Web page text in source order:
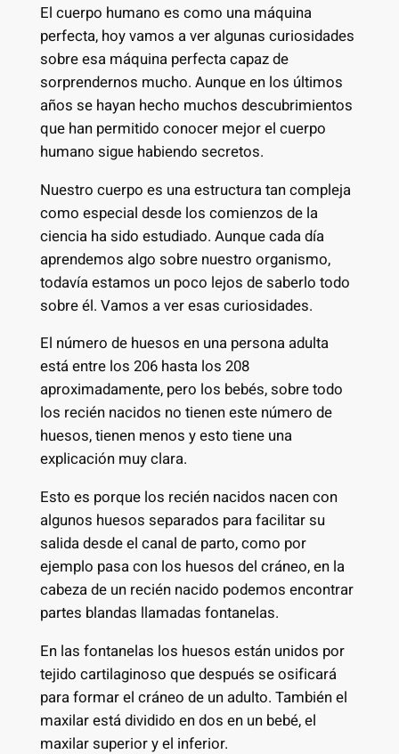
El cuerpo humano es como una máquina
perfecta, hoy vamos a ver algunas curiosidades
sobre esa máquina perfecta capaz de
sorprendernos mucho. Aunque en los últimos
años se hayan hecho muchos descubrimientos
que han permitido conocer mejor el cuerpo
humano sigue habiendo secretos.
Nuestro cuerpo es una estructura tan compleja
como especial desde los comienzos de la
ciencia ha sido estudiado. Aunque cada día
aprendemos algo sobre nuestro organismo,
todavía estamos un poco lejos de saberlo todo
sobre él. Vamos a ver esas curiosidades.
El número de huesos en una persona adulta
está entre los 206 hasta los 208
aproximadamente, pero los bebés, sobre todo
los recién nacidos no tienen este número de
huesos, tienen menos y esto tiene una
explicación muy clara.
Esto es porque los recién nacidos nacen con
algunos huesos separados para facilitar su
salida desde el canal de parto, como por
ejemplo pasa con los huesos del cráneo, en la
cabeza de un recién nacido podemos encontrar
partes blandas llamadas fontanelas.
En las fontanelas los huesos están unidos por
tejido cartilaginoso que después se osificará
para formar el cráneo de un adulto. También el
maxilar está dividido en dos en un bebé, el
maxilar superior y el inferior.